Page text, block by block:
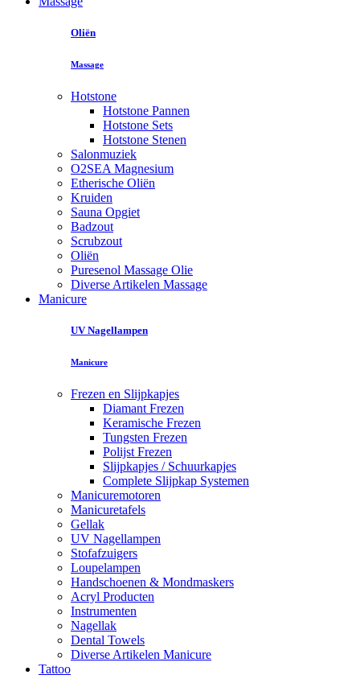
Oliën
Massage
Hotstone
Hotstone Pannen
Hotstone Sets
Hotstone Stenen
Salonmuziek
O2SEA Magnesium
Etherische Oliën
Kruiden
Sauna Opgiet
Badzout
Scrubzout
Oliën
Puresenol Massage Olie
Diverse Artikelen Massage
Manicure
UV Nagellampen
Manicure
Frezen en Slijpkapjes
Diamant Frezen
Keramische Frezen
Tungsten Frezen
Polijst Frezen
Slijpkapjes / Schuurkapjes
Complete Slijpkap Systemen
Manicuremotoren
Manicuretafels
Gellak
UV Nagellampen
Stofafzuigers
Loupelampen
Handschoenen & Mondmaskers
Acryl Producten
Instrumenten
Nagellak
Dental Towels
Diverse Artikelen Manicure
Tattoo